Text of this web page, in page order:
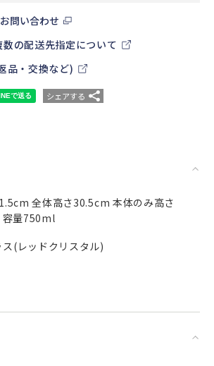
問い合わせ
の配送先指定について
品・交換など)
シェアする
全体高さ30.5cm 本体のみ高さ
量750ml
(レッドクリスタル)